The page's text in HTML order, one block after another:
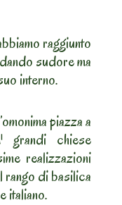
raggiunto
sudore ma
interno.
piazza a
grandi chiese
realizzazioni
rango di basilica
italiano.